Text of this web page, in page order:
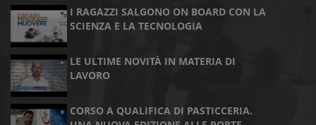
I RAGAZZI SALGONO ON BOARD CON LA
SCIENZA E LA TECNOLOGIA
LE ULTIME NOVITÀ IN MATERIA DI
LAVORO
CORSO A QUALIFICA DI PASTICCERIA.